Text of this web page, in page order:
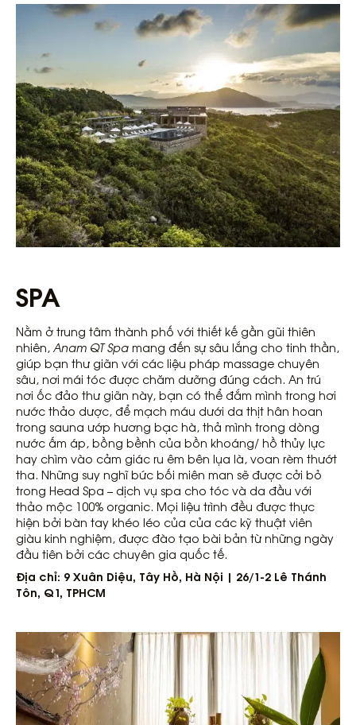
SPA
Nằm ở trung tâm thành phố với thiết kế gần gũi thiên
nhiên, Anam QT Spa mang đến sự sâu lắng cho tinh thần,
giúp bạn thư giãn với các liệu pháp massage chuyên
sâu, nơi mái tóc được chăm dưỡng đúng cách. An trú
nơi ốc đảo thư giãn này, bạn có thể đắm mình trong hơi
nước thảo dược, để mạch máu dưới da thịt hân hoan
trong sauna ướp hương bạc hà, thả mình trong dòng
nước ấm áp, bồng bềnh của bồn khoáng/ hồ thủy lực
hay chìm vào cảm giác ru êm bên lụa là, voan rèm thướt
tha. Những suy nghĩ bức bối miên man sẽ được cởi bỏ
trong Head Spa – dịch vụ spa cho tóc và da đầu với
thảo mộc 100% organic. Mọi liệu trình đều được thực
hiện bởi bàn tay khéo léo của của các kỹ thuật viên
giàu kinh nghiệm, được đào tạo bài bản từ những ngày
đầu tiên bởi các chuyên gia quốc tế.
Địa chỉ: 9 Xuân Diệu, Tây Hồ, Hà Nội | 26/1-2 Lê Thánh
Tôn, Q1, TPHCM